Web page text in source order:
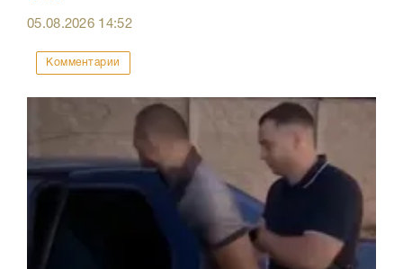
05.08.2026 14:52
Комментарии